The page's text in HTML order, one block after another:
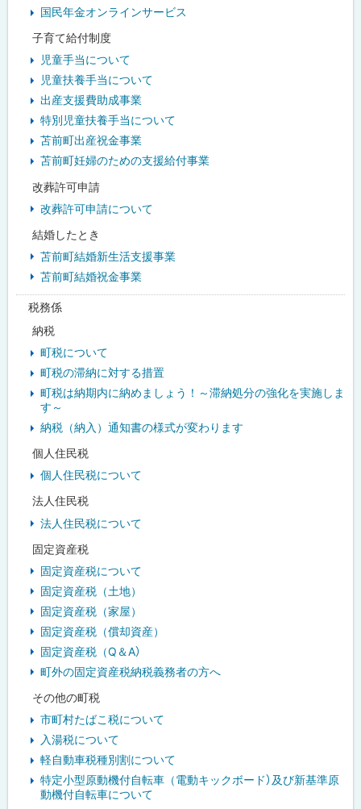
国民年金オンラインサービス
子育て給付制度
児童手当について
児童扶養手当について
出産支援費助成事業
特別児童扶養手当について
苫前町出産祝金事業
苫前町妊婦のための支援給付事業
改葬許可申請
改葬許可申請について
結婚したとき
苫前町結婚新生活支援事業
苫前町結婚祝金事業
税務係
納税
町税について
町税の滞納に対する措置
町税は納期内に納めましょう！～滞納処分の強化を実施しま
す～
納税（納入）通知書の様式が変わります
個人住民税
個人住民税について
法人住民税
法人住民税について
固定資産税
固定資産税について
固定資産税（土地）
固定資産税（家屋）
固定資産税（償却資産）
固定資産税（Q＆A）
町外の固定資産税納税義務者の方へ
その他の町税
市町村たばこ税について
入湯税について
軽自動車税種別割について
特定小型原動機付自転車（電動キックボード）及び新基準原
動機付自転車について